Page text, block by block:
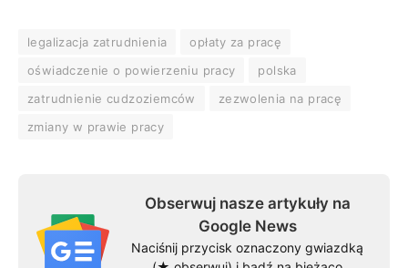
legalizacja zatrudnienia
opłaty za pracę
oświadczenie o powierzeniu pracy
polska
zatrudnienie cudzoziemców
zezwolenia na pracę
zmiany w prawie pracy
Obserwuj nasze artykuły na
Google News
Naciśnij przycisk oznaczony gwiazdką